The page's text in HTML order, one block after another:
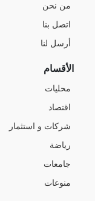
من نحن
اتصل بنا
أرسل لنا
الأقسام
محليات
اقتصاد
شركات و استثمار
رياضة
جامعات
منوعات